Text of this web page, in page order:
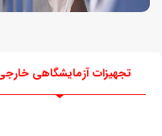
تجهیزات آزمایشگاهی